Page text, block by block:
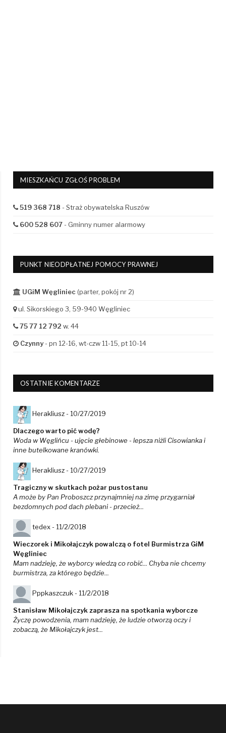
MIESZKAŃCU ZGŁOŚ PROBLEM
519 368 718 - Straż obywatelska Ruszów
600 528 607- Gminny numer alarmowy
PUNKT NIEODPŁATNEJ POMOCY PRAWNEJ
UGiM Węgliniec (parter, pokój nr 2)
ul. Sikorskiego 3, 59-940 Węgliniec
75 77 12 792 w. 44
Czynny- pn 12-16, wt-czw 11-15, pt 10-14
OSTATNIE KOMENTARZE
Herakliusz - 10/27/2019
Dlaczego warto pić wodę?
Woda w Węglińcu - ujęcie głebinowe - lepsza niżli Cisowianka i
inne butelkowane kranówki.
Herakliusz - 10/27/2019
Tragiczny w skutkach pożar pustostanu
A może by Pan Proboszcz przynajmniej na zimę przygarniał
bezdomnych pod dach plebani - przecież...
tedex - 11/2/2018
Wieczorek i Mikołajczyk powalczą o fotel Burmistrza GiM
Węgliniec
Mam nadzieję, że wyborcy wiedzą co robić... Chyba nie chcemy
burmistrza, za którego będzie...
Pppkaszczuk - 11/2/2018
Stanisław Mikołajczyk zaprasza na spotkania wyborcze
Życzę powodzenia, mam nadzieję, że ludzie otworzą oczy i
zobaczą, że Mikołajczyk jest...